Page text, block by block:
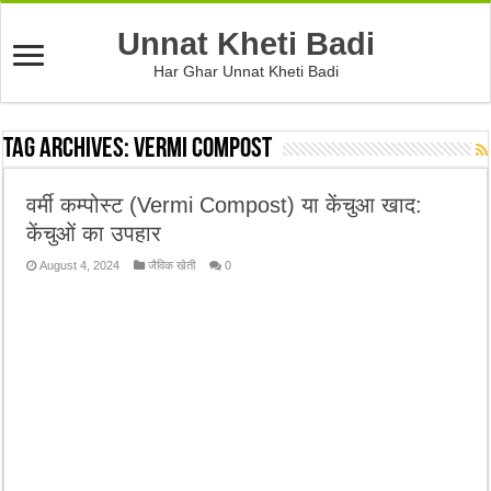
Unnat Kheti Badi
Har Ghar Unnat Kheti Badi
Tag Archives:vermi compost
वर्मी कम्पोस्ट (Vermi Compost) या केंचुआ खाद:
केंचुओं का उपहार
August 4, 2024 जैविक खेती 0